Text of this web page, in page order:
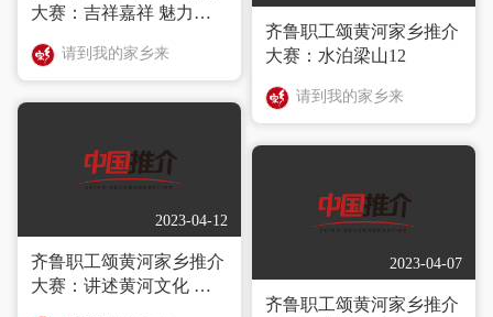
大赛：吉祥嘉祥 魅力梆
请到我的家乡来
2023-04-12
齐鲁职工颂黄河家乡推介
大赛：讲述黄河文化 传
齐鲁职工颂黄河家乡推介
大赛：水泊梁山12
请到我的家乡来
2023-04-07
齐鲁职工颂黄河家乡推介